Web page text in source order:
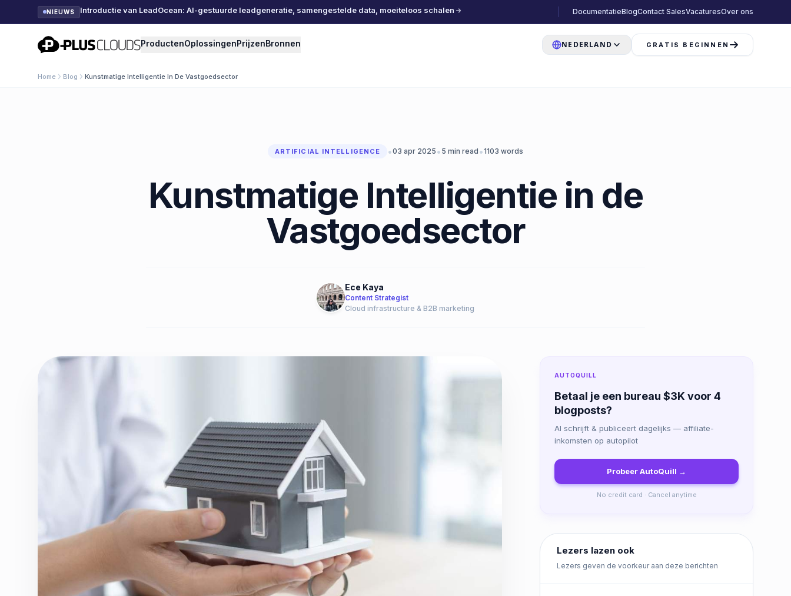
NIEUWS Introductie van LeadOcean: AI-gestuurde leadgeneratie, samengestelde data, moeiteloos schalen DocumentatieBlogContact SalesVacaturesOver ons
PlusClouds ProductenOplossingenPrijzenBronnen NEDERLAND GRATIS BEGINNEN
Home Blog Kunstmatige Intelligentie In De Vastgoedsector
ARTIFICIAL INTELLIGENCE •03 apr 2025 • 5 min read •1103 words
Kunstmatige Intelligentie in de
Vastgoedsector
Ece Kaya
Content Strategist
Cloud infrastructure & B2B marketing
AUTOQUILL
Betaal je een bureau $3K voor 4
blogposts?
AI schrijft & publiceert dagelijks — affiliate-
inkomsten op autopilot
Probeer AutoQuill →
No credit card · Cancel anytime
Lezers lazen ook
Lezers geven de voorkeur aan deze berichten